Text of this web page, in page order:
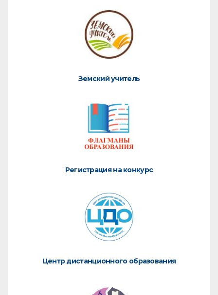
Земский учитель
Регистрация на конкурс
Центр дистанционного образования